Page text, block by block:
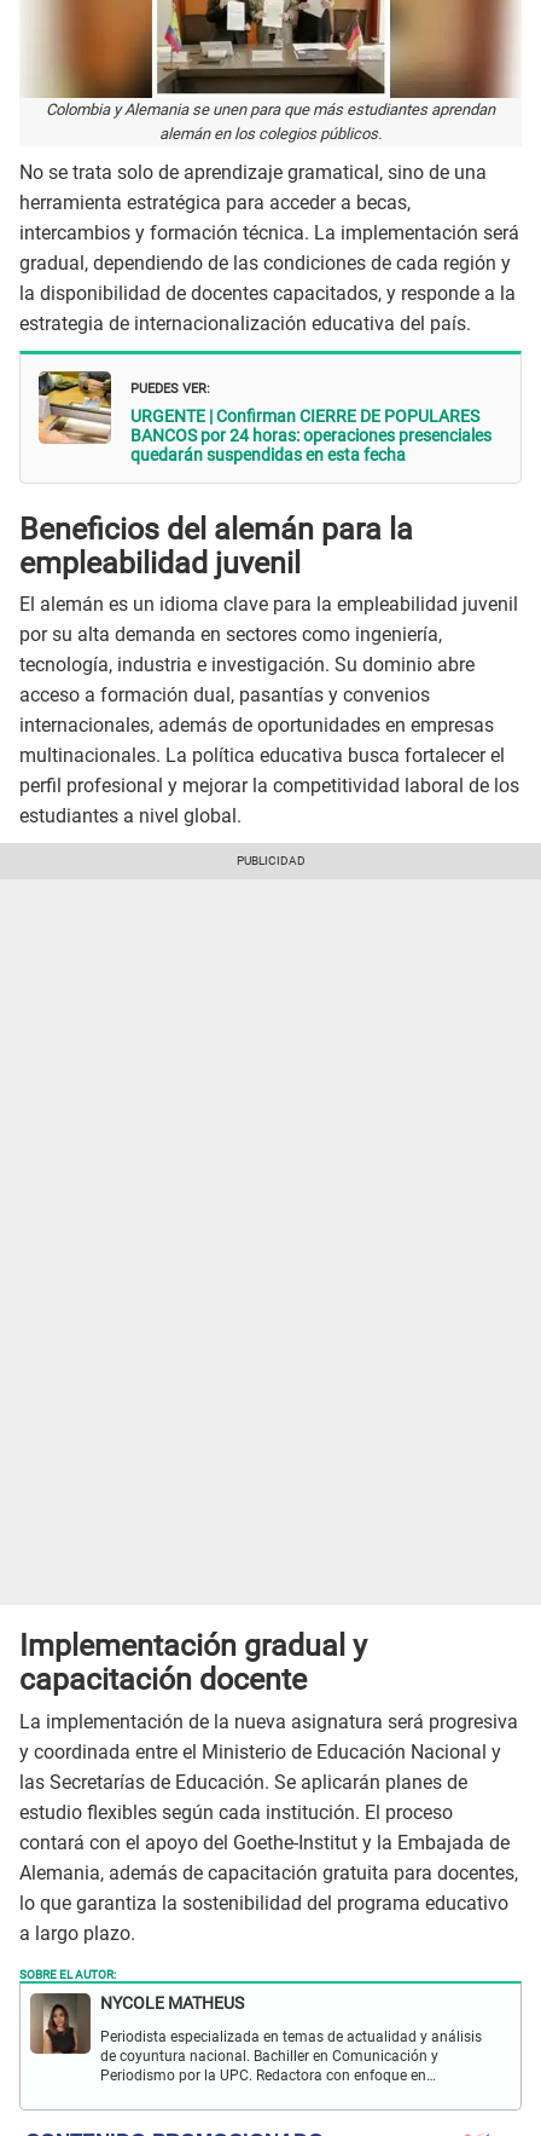
Colombia y Alemania se unen para que más estudiantes aprendan
alemán en los colegios públicos.
No se trata solo de aprendizaje gramatical, sino de una
herramienta estratégica para acceder a becas,
intercambios y formación técnica. La implementación será
gradual, dependiendo de las condiciones de cada región y
la disponibilidad de docentes capacitados, y responde a la
estrategia de internacionalización educativa del país.
PUEDES VER:
URGENTE | Confirman CIERRE DE POPULARES
BANCOS por 24 horas: operaciones presenciales
quedarán suspendidas en esta fecha
Beneficios del alemán para la
empleabilidad juvenil
El alemán es un idioma clave para la empleabilidad juvenil
por su alta demanda en sectores como ingeniería,
tecnología, industria e investigación. Su dominio abre
acceso a formación dual, pasantías y convenios
internacionales, además de oportunidades en empresas
multinacionales. La política educativa busca fortalecer el
perfil profesional y mejorar la competitividad laboral de los
estudiantes a nivel global.
Implementación gradual y
capacitación docente
La implementación de la nueva asignatura será progresiva
y coordinada entre el Ministerio de Educación Nacional y
las Secretarías de Educación. Se aplicarán planes de
estudio flexibles según cada institución. El proceso
contará con el apoyo del Goethe-Institut y la Embajada de
Alemania, además de capacitación gratuita para docentes,
lo que garantiza la sostenibilidad del programa educativo
a largo plazo.
SOBRE EL AUTOR:
NYCOLE MATHEUS
Periodista especializada en temas de actualidad y análisis
de coyuntura nacional. Bachiller en Comunicación y
Periodismo por la UPC. Redactora con enfoque en
revista Wapa.